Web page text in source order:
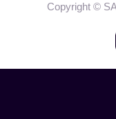
Copyright ©